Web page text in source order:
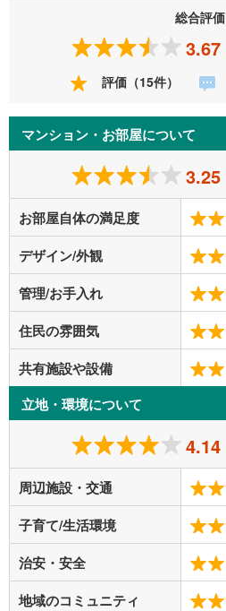
総合評価
3.67
評価（15件）
マンション・お部屋について
3.25
お部屋自体の満足度
デザイン/外観
管理/お手入れ
住民の雰囲気
共有施設や設備
立地・環境について
4.14
周辺施設・交通
子育て/生活環境
治安・安全
地域のコミュニティ